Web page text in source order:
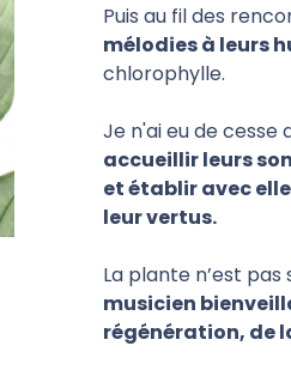
Puis au fil des
mélodies à leurs
chlorophylle.
Je n'ai eu de
accueillir leurs
et établir avec
leur vertus.
La plante n’est
musicien
régénération, de